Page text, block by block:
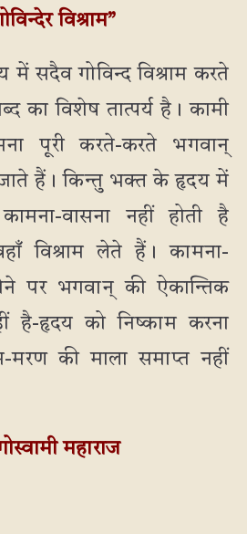
विश्राम”
सदैव गोविन्द विश्राम करते
का विशेष तात्पर्य है। कामी
पूरी करते-करते भगवान्
हैं। किन्तु भक्त के हृदय में
वासना नहीं होती है
विश्राम लेते हैं। कामना-
पर भगवान् की ऐकान्तिक
है-हृदय को निष्काम करना
मरण की माला समाप्त नहीं
महाराज